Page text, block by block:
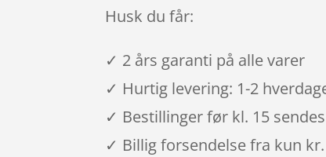
Husk du får:
✓ 2 års garanti på alle varer
✓ Hurtig levering: 1-2
✓ Bestillinger før kl. 15
✓ Billig forsendelse fra kun kr.